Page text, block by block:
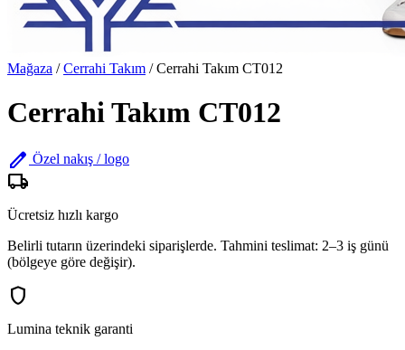
Mağaza / Cerrahi Takım / Cerrahi Takım CT012
Cerrahi Takım CT012
edit Özel nakış / logo
local_shipping
Ücretsiz hızlı kargo
Belirli tutarın üzerindeki siparişlerde. Tahmini teslimat: 2–3 iş günü
(bölgeye göre değişir).
shield
Lumina teknik garanti